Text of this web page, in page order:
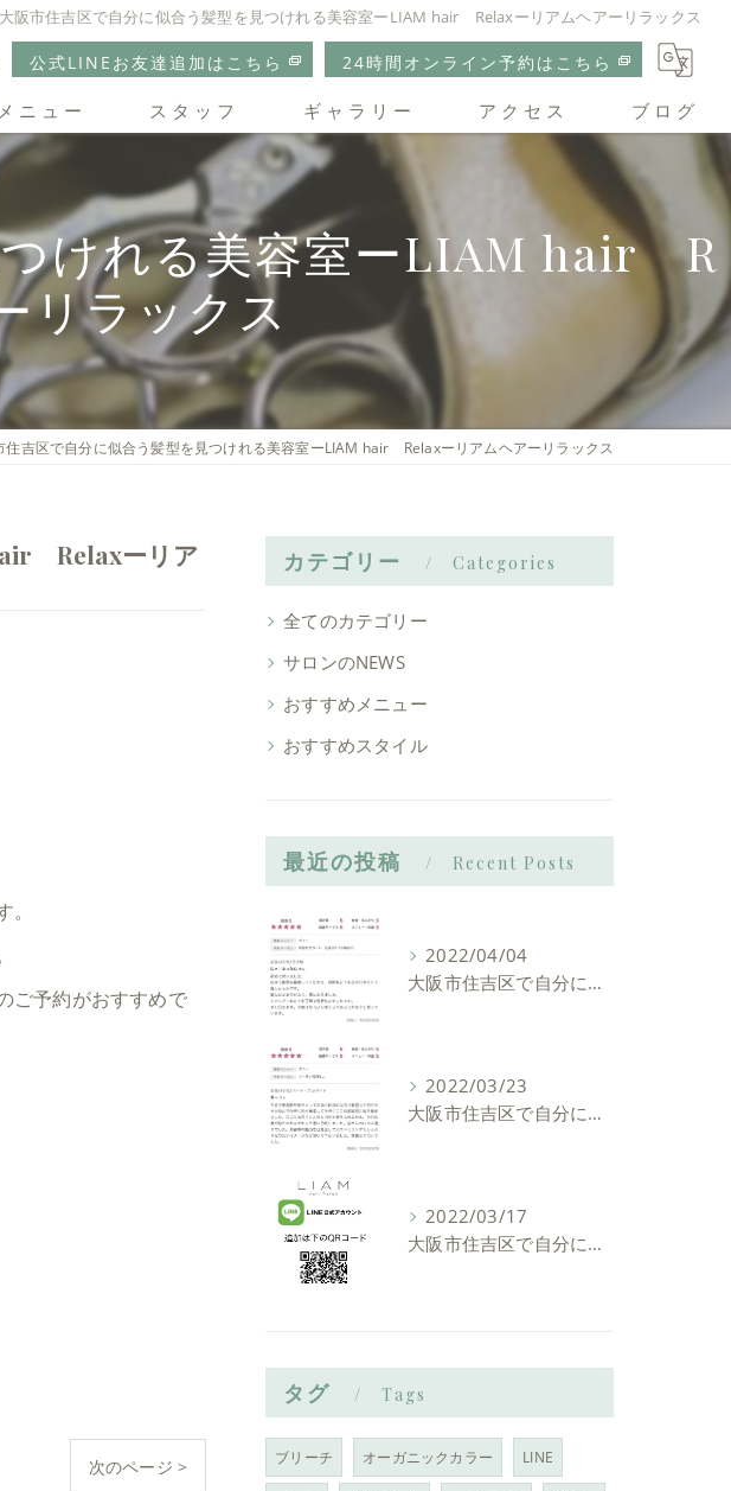
大阪市住吉区で自分に似合う髪型を見つけれる美容室ーLIAM hair Relaxーリアムヘアーリラックス
公式LINEお友達追加はこちら 24時間オンライン予約はこちら
メニュー スタッフ ギャラリー アクセス
リアムヘアーリラックス
ブログ
つけれる美容室ーLIAM hair R
リラックス
住吉区で自分に似合う髪型を見つけれる美容室ーLIAM hair Relaxーリアムヘアーリラックス
Relaxーリア
ご予約がおすすめで
次のページ >
カテゴリー Categories
全てのカテゴリー
サロンのNEWS
おすすめメニュー
おすすめスタイル
最近の投稿 Recent Posts
2022/04/04
大阪市住吉区で自分に似合う髪型を見つけれる美容室ーLIAM hair Relaxーリアムヘアーリラックス
2022/03/23
大阪市住吉区で自分に似合う髪型を見つけれる美容室ーLIAM hair Relaxーリアムヘアーリラックス
2022/03/17
大阪市住吉区で自分に似合う髪型を見つけれる美容室ーLIAM hair Relaxーリアムヘアーリラックス
タグ Tags
ブリーチ オーガニックカラー LINE